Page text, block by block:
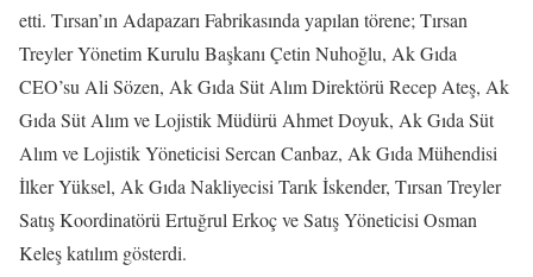
etti. Tırsan’ın Adapazarı Fabrikasında yapılan törene; Tırsan
Treyler Yönetim Kurulu Başkanı Çetin Nuhoğlu, Ak Gıda
CEO’su Ali Sözen, Ak Gıda Süt Alım Direktörü Recep Ateş, Ak
Gıda Süt Alım ve Lojistik Müdürü Ahmet Doyuk, Ak Gıda Süt
Alım ve Lojistik Yöneticisi Sercan Canbaz, Ak Gıda Mühendisi
İlker Yüksel, Ak Gıda Nakliyecisi Tarık İskender, Tırsan Treyler
Satış Koordinatörü Ertuğrul Erkoç ve Satış Yöneticisi Osman
Keleş katılım gösterdi.